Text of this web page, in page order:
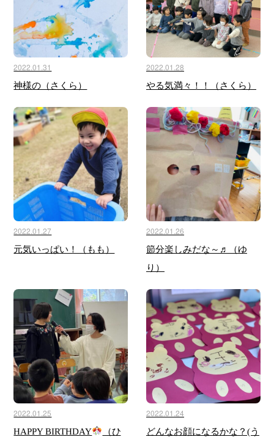
2022.01.31
神様の（さくら）
2022.01.28
やる気満々！！（さくら）
2022.01.27
元気いっぱい！（もも）
2022.01.26
節分楽しみだな～♬（ゆ
り）
2022.01.25
HAPPY BIRTHDAY
（ひ
2022.01.24
どんなお顔になるかな？(う